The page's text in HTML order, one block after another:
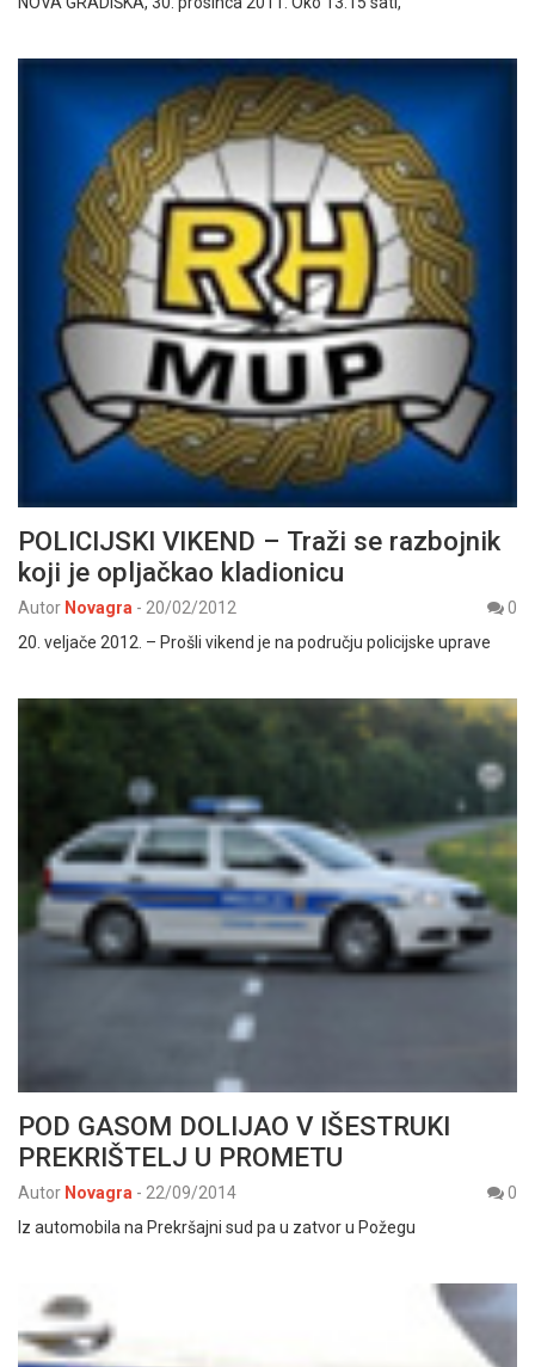
POLICIJSKI VIKEND – Traži se razbojnik
koji je opljačkao kladionicu
Autor Novagra - 20/02/2012
0
20. veljače 2012. – Prošli vikend je na području policijske uprave
POD GASOM DOLIJAO V IŠESTRUKI
PREKRIŠTELJ U PROMETU
Autor Novagra - 22/09/2014
0
Iz automobila na Prekršajni sud pa u zatvor u Požegu